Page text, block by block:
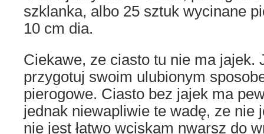
szklanka, albo 25 sztuk wycinane
10 cm dia.
Ciekawe, ze ciasto tu nie ma jajek.
przygotuj swoim ulubionym
pierogowe. Ciasto bez jajek ma
jednak niewapliwie te wadę, ze nie
nie jest łatwo wciskam nwarsz do